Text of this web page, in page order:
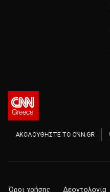
ΑΚΟΛΟΥΘΗΣΤΕ ΤΟ CNN.GR
Όροι χρήσης Δεοντολογία